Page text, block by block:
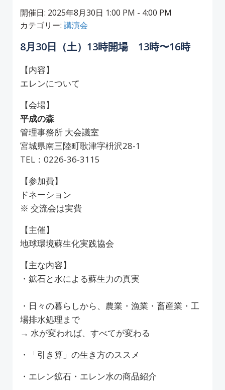
開催日: 2025年8月30日 1:00 PM - 4:00 PM
カテゴリー: 講演会
8月30日（土）13時開場 13時〜16時
【内容】
エレンについて
【会場】
平成の森
管理事務所 大会議室
宮城県南三陸町歌津字枡沢28-1
TEL：0226-36-3115
【参加費】
ドネーション
※ 交流会は実費
【主催】
地球環境蘇生化実践協会
【主な内容】
・鉱石と水による蘇生力の真実
・日々の暮らしから、農業・漁業・畜産業・工
場排水処理まで
→ 水が変われば、すべてが変わる
・「引き算」の生き方のススメ
・エレン鉱石・エレン水の商品紹介